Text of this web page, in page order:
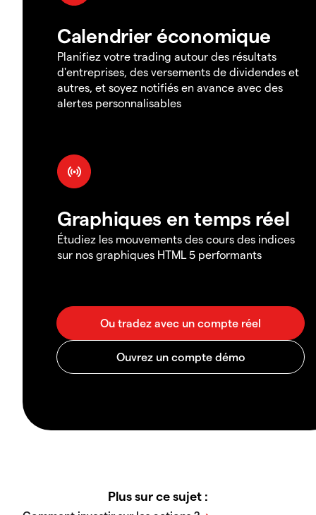
Calendrier économique
Planifiez votre trading autour des résultats
d'entreprises, des versements de dividendes et
autres, et soyez notifiés en avance avec des
alertes personnalisables
Graphiques en temps réel
Étudiez les mouvements des cours des indices
sur nos graphiques HTML 5 performants
Plus sur ce sujet :